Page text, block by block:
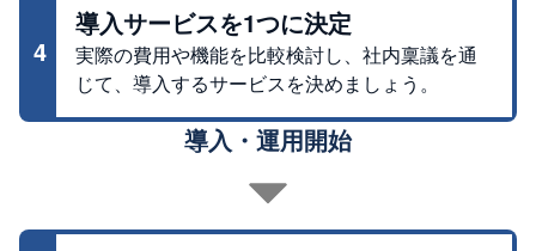
4
導入サービスを1つに決定
実際の費用や機能を比較検討し、社内稟議を通
じて、導入するサービスを決めましょう。
導入・運用開始